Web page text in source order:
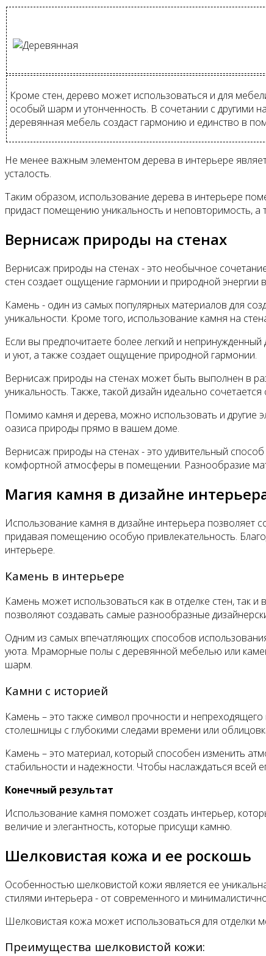
Кроме стен, дерево может использоваться и для
особый шарм и утонченность. В сочетании с другими
деревянная мебель создаст гармонию и единство в
Не менее важным элементом дерева в интерьере
усталость.
Таким образом, использование дерева в интерьере
придаст помещению уникальность и неповторимость, а
Вернисаж природы на стенах
Вернисаж природы на стенах - это необычное
стен создает ощущение гармонии и природной энергии
Камень - один из самых популярных материалов для
уникальности. Кроме того, использование камня на
Если вы предпочитаете более легкий и
и уют, а также создает ощущение природной гармонии.
Вернисаж природы на стенах может быть выполнен в
уникальность. Также, такой дизайн идеально
Помимо камня и дерева, можно использовать и другие
оазиса природы прямо в вашем доме.
Вернисаж природы на стенах - это удивительный
комфортной атмосферы в помещении. Разнообразие
Магия камня в дизайне
Использование камня в дизайне интерьера позволяет
придавая помещению особую привлекательность.
интерьере.
Камень в интерьере
Камень может использоваться как в отделке стен, так
позволяют создавать самые разнообразные
Одним из самых впечатляющих способов
уюта. Мраморные полы с деревянной мебелью или
шарм.
Камни с историей
Камень – это также символ прочности и
столешницы с глубокими следами времени или
Камень – это материал, который способен изменить
стабильности и надежности. Чтобы наслаждаться всей
Конечный результат
Использование камня поможет создать интерьер,
величие и элегантность, которые присущи камню.
Шелковистая кожа и ее роскошь
Особенностью шелковистой кожи является ее
стилями интерьера - от современного и
Шелковистая кожа может использоваться для
Преимущества шелковистой кожи: